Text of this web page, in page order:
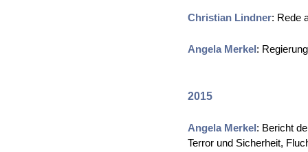
Christian Lindner: Rede
Angela Merkel:
2015
Angela Merkel: Bericht
Terror und Sicherheit,